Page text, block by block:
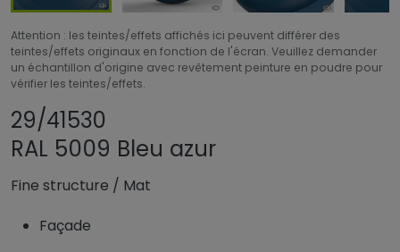
Attention : les teintes/effets affichés ici peuvent différer des
teintes/effets originaux en fonction de l'écran. Veuillez demander
un échantillon d'origine avec revêtement peinture en poudre pour
vérifier les teintes/effets.
29/41530
RAL 5009 Bleu azur
Fine structure / Mat
Façade